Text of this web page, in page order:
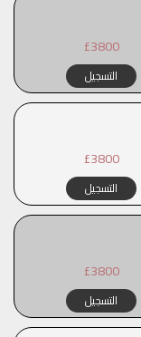
£3800
التسجيل
£3800
التسجيل
£3800
التسجيل